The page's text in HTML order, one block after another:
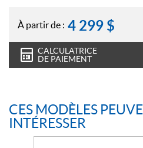
À partir de : 4 299 $
CALCULATRICE
DE PAIEMENT
CES MODÈLES
INTÉRESSER